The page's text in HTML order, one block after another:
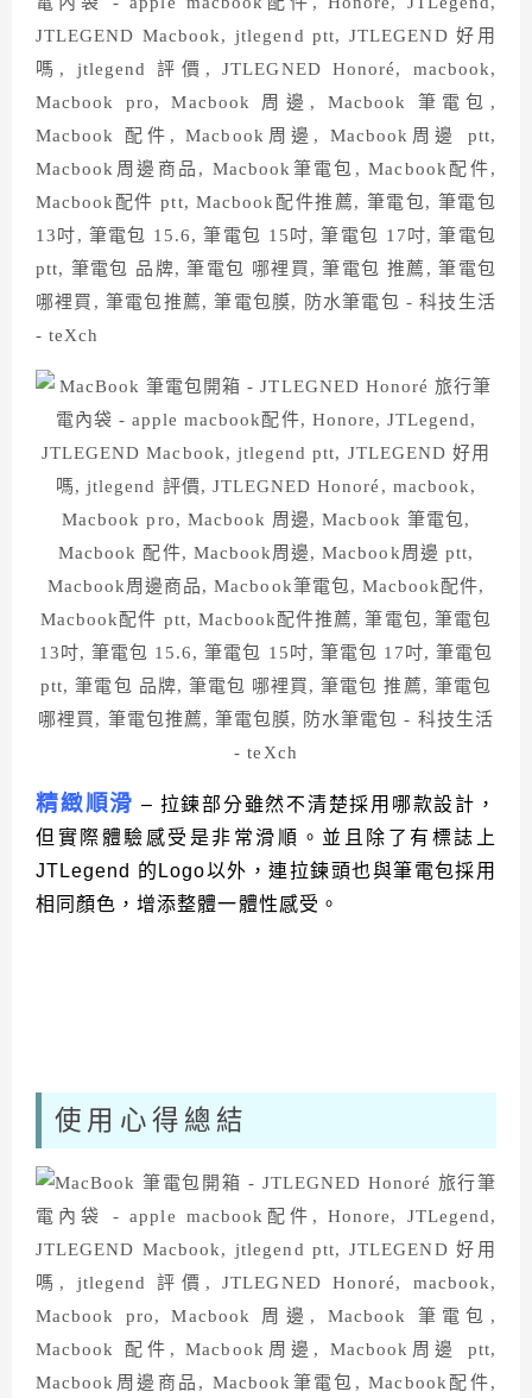
精緻順滑 – 拉鍊部分雖然不清楚採用哪款設計，
但實際體驗感受是非常滑順。並且除了有標誌上
JTLegend 的Logo以外，連拉鍊頭也與筆電包採用
相同顏色，增添整體一體性感受。
使用心得總結